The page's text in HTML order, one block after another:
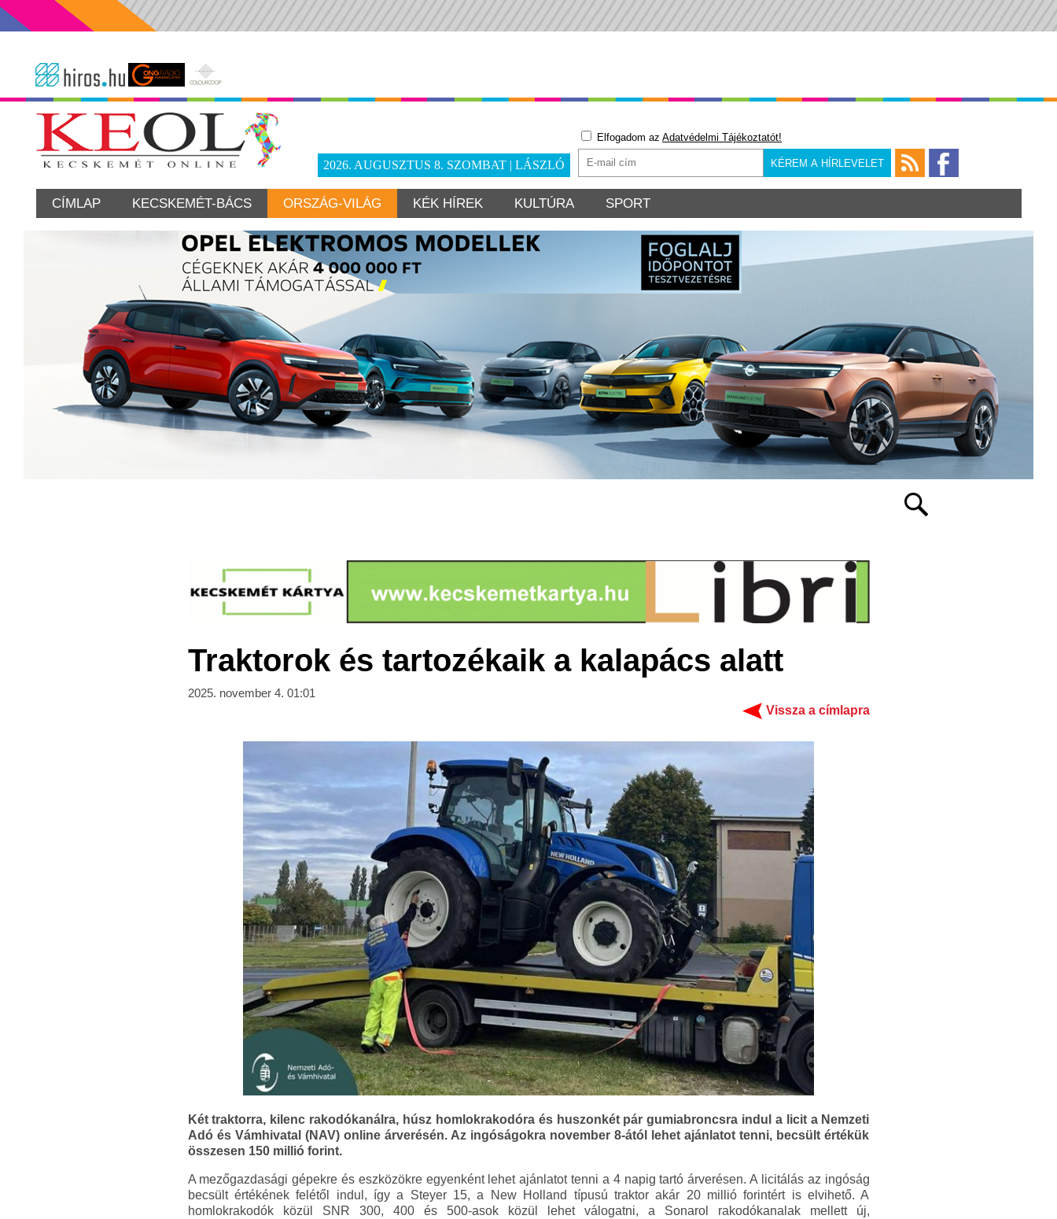
2026. AUGUSZTUS 8. SZOMBAT | LÁSZLÓ
Elfogadom az Adatvédelmi Tájékoztatót!
CÍMLAP KECSKEMÉT-BÁCS ORSZÁG-VILÁG KÉK HÍREK KULTÚRA SPORT
Traktorok és tartozékaik a kalapács alatt
2025. november 4. 01:01
Vissza a címlapra
Két traktorra, kilenc rakodókanálra, húsz homlokrakodóra és huszonkét pár gumiabroncsra indul a licit a Nemzeti
Adó és Vámhivatal (NAV) online árverésén. Az ingóságokra november 8-ától lehet ajánlatot tenni, becsült értékük
összesen 150 millió forint.
A mezőgazdasági gépekre és eszközökre egyenként lehet ajánlatot tenni a 4 napig tartó árverésen. A licitálás az ingóság
becsült értékének felétől indul, így a Steyer 15, a New Holland típusú traktor akár 20 millió forintért is elvihető. A
homlokrakodók közül SNR 300, 400 és 500-asok közül lehet válogatni, a Sonarol rakodókanalak mellett új,